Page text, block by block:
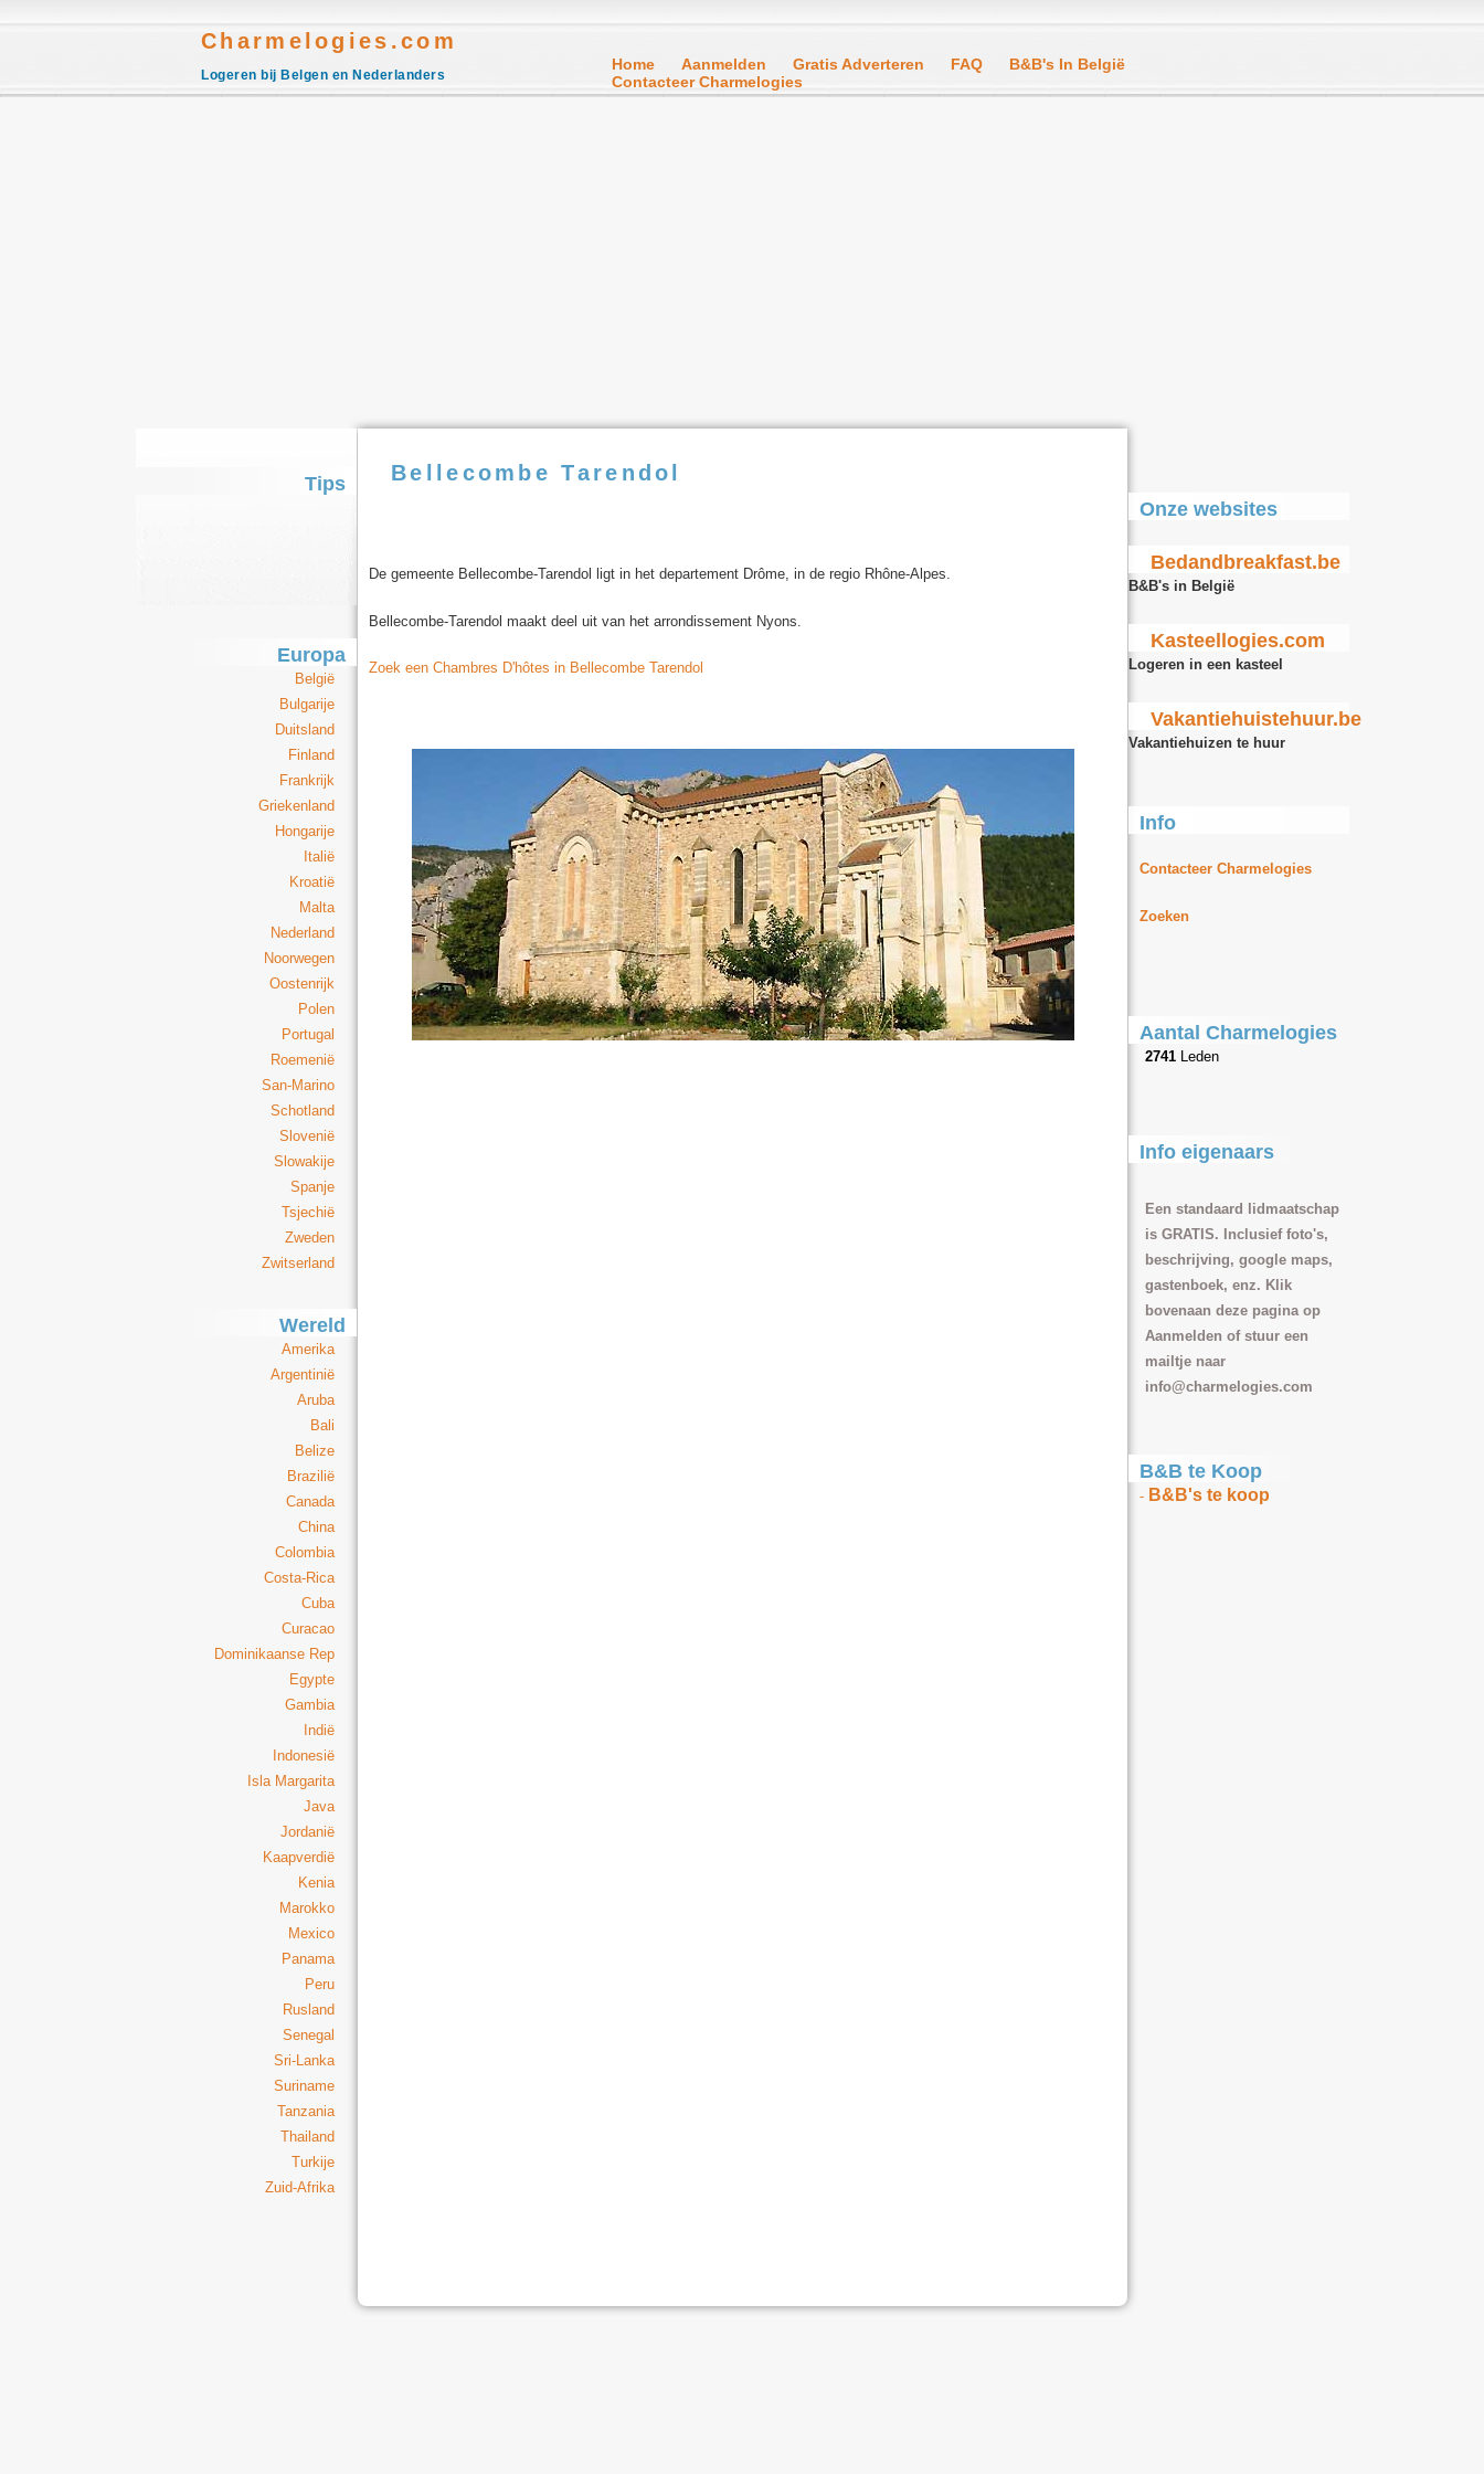
Charmelogies.com
Logeren bij Belgen en Nederlanders
Home Aanmelden Gratis Adverteren FAQ
B&B's In België
Contacteer Charmelogies
Tips
Europa
België
Bulgarije
Duitsland
Finland
Frankrijk
Griekenland
Hongarije
Italië
Kroatië
Malta
Nederland
Noorwegen
Oostenrijk
Polen
Portugal
Roemenië
San-Marino
Schotland
Slovenië
Slowakije
Spanje
Tsjechië
Zweden
Zwitserland
Wereld
Amerika
Argentinië
Aruba
Bali
Belize
Brazilië
Canada
China
Colombia
Costa-Rica
Cuba
Curacao
Dominikaanse Rep
Egypte
Gambia
Indië
Indonesië
Isla Margarita
Java
Jordanië
Kaapverdië
Kenia
Marokko
Mexico
Panama
Peru
Rusland
Senegal
Sri-Lanka
Suriname
Tanzania
Thailand
Turkije
Zuid-Afrika
Bellecombe Tarendol
De gemeente Bellecombe-Tarendol ligt in het departement Drôme, in de regio Rhône-Alpes.
Bellecombe-Tarendol maakt deel uit van het arrondissement Nyons.
Zoek een Chambres D'hôtes in Bellecombe Tarendol
Onze websites
Bedandbreakfast.be
B&B's in België
Kasteellogies.com
Logeren in een kasteel
Vakantiehuistehuur.be
Vakantiehuizen te huur
Info
Contacteer Charmelogies
Zoeken
Aantal Charmelogies
2741 Leden
Info eigenaars
Een standaard lidmaatschap
is GRATIS. Inclusief foto's,
beschrijving, google maps,
gastenboek, enz. Klik
bovenaan deze pagina op
Aanmelden of stuur een
mailtje naar
info@charmelogies.com
B&B te Koop
- B&B's te koop